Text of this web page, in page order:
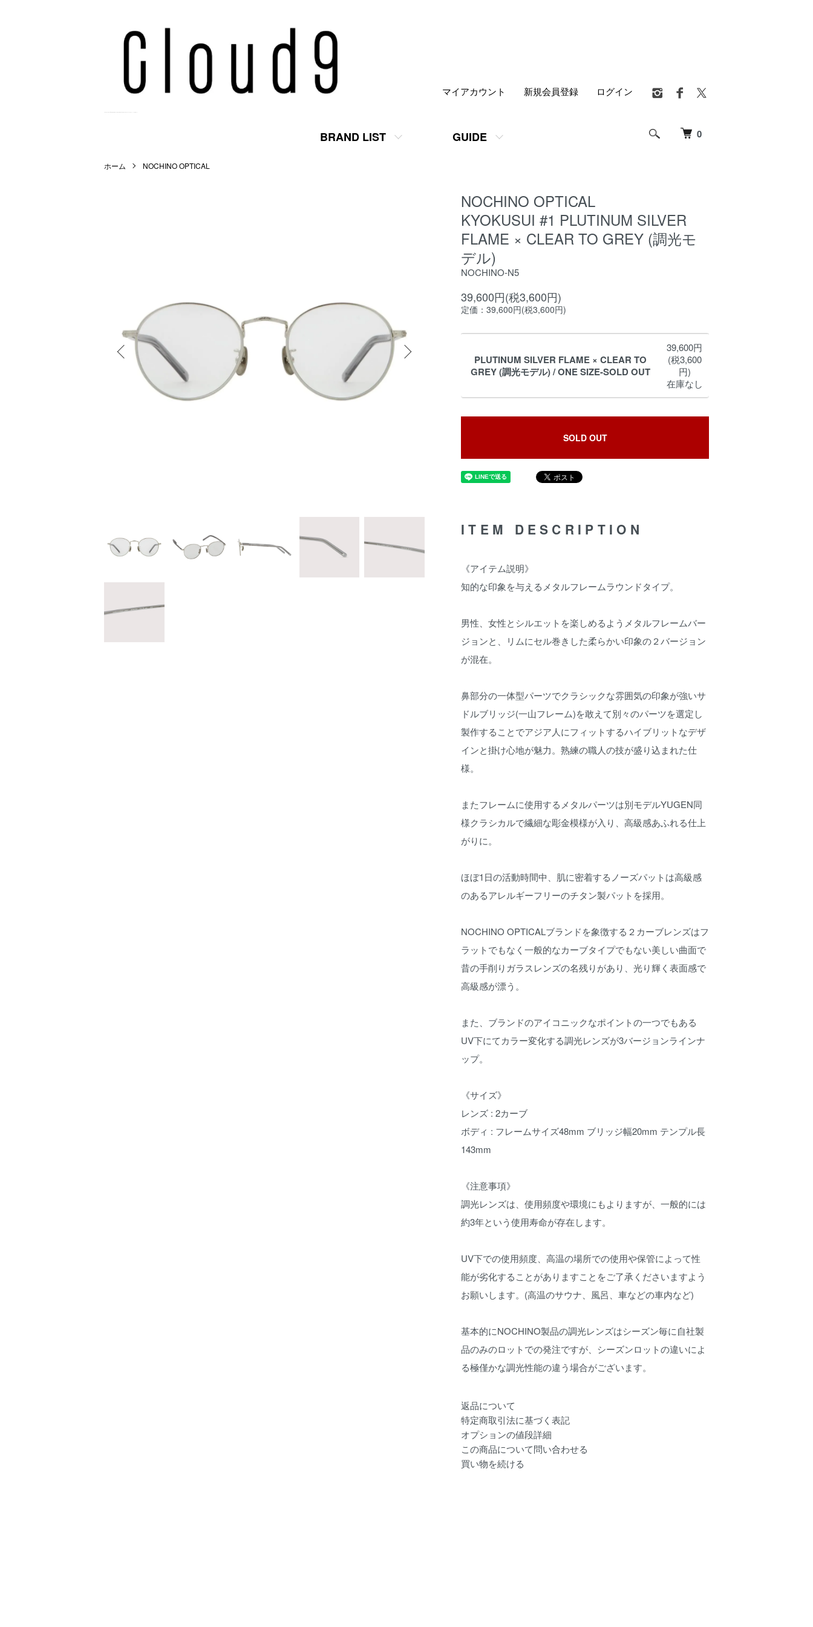
0
BRAND LIST GUIDE
マイアカウント 新規会員登録 ログイン
ホーム NOCHINO OPTICAL
NOCHINO OPTICAL
KYOKUSUI #1 PLUTINUM SILVER
FLAME × CLEAR TO GREY (調光モ
デル)
NOCHINO-N5
39,600円(税3,600円)
定価：39,600円(税3,600円)
PLUTINUM SILVER FLAME × CLEAR TO
GREY (調光モデル) / ONE SIZE-SOLD OUT
39,600円
(税3,600
円)
在庫なし
SOLD OUT
ITEM DESCRIPTION
《アイテム説明》
知的な印象を与えるメタルフレームラウンドタイプ。
男性、女性とシルエットを楽しめるようメタルフレームバー
ジョンと、リムにセル巻きした柔らかい印象の２バージョン
が混在。
鼻部分の一体型パーツでクラシックな雰囲気の印象が強いサ
ドルブリッジ(一山フレーム)を敢えて別々のパーツを選定し
製作することでアジア人にフィットするハイブリットなデザ
インと掛け心地が魅力。熟練の職人の技が盛り込まれた仕
様。
またフレームに使用するメタルパーツは別モデルYUGEN同
様クラシカルで繊細な彫金模様が入り、高級感あふれる仕上
がりに。
ほぼ1日の活動時間中、肌に密着するノーズパットは高級感
のあるアレルギーフリーのチタン製パットを採用。
NOCHINO OPTICALブランドを象徴する２カーブレンズはフ
ラットでもなく一般的なカーブタイプでもない美しい曲面で
昔の手削りガラスレンズの名残りがあり、光り輝く表面感で
高級感が漂う。
また、ブランドのアイコニックなポイントの一つでもある
UV下にてカラー変化する調光レンズが3バージョンラインナ
ップ。
《サイズ》
レンズ : 2カーブ
ボディ : フレームサイズ48mm ブリッジ幅20mm テンプル長
143mm
《注意事項》
調光レンズは、使用頻度や環境にもよりますが、一般的には
約3年という使用寿命が存在します。
UV下での使用頻度、高温の場所での使用や保管によって性
能が劣化することがありますことをご了承くださいますよう
お願いします。(高温のサウナ、風呂、車などの車内など)
基本的にNOCHINO製品の調光レンズはシーズン毎に自社製
品のみのロットでの発注ですが、シーズンロットの違いによ
る極僅かな調光性能の違う場合がございます。
返品について
特定商取引法に基づく表記
オプションの値段詳細
この商品について問い合わせる
買い物を続ける